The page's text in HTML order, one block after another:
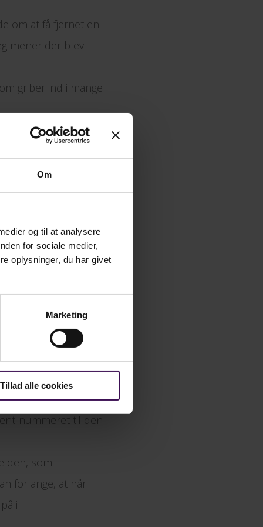
Om
og til at analysere
for sociale medier,
oplysninger, du har givet
Marketing
Tillad alle cookies
om at få fjernet en
mener der blev
griber ind i mange
På forsiden, hvor
når man
er fra 2014.:
i drift - vil
boks og denne
nummeret til den
den, som
forlange, at når
i